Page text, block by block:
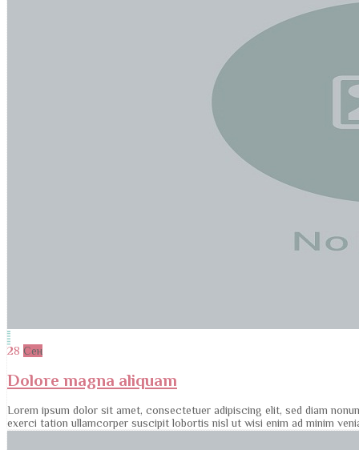
28 Сен
Dolore magna aliquam
Lorem ipsum dolor sit amet, consectetuer adipiscing elit, sed diam
exerci tation ullamcorper suscipit lobortis nisl ut wisi enim ad minim